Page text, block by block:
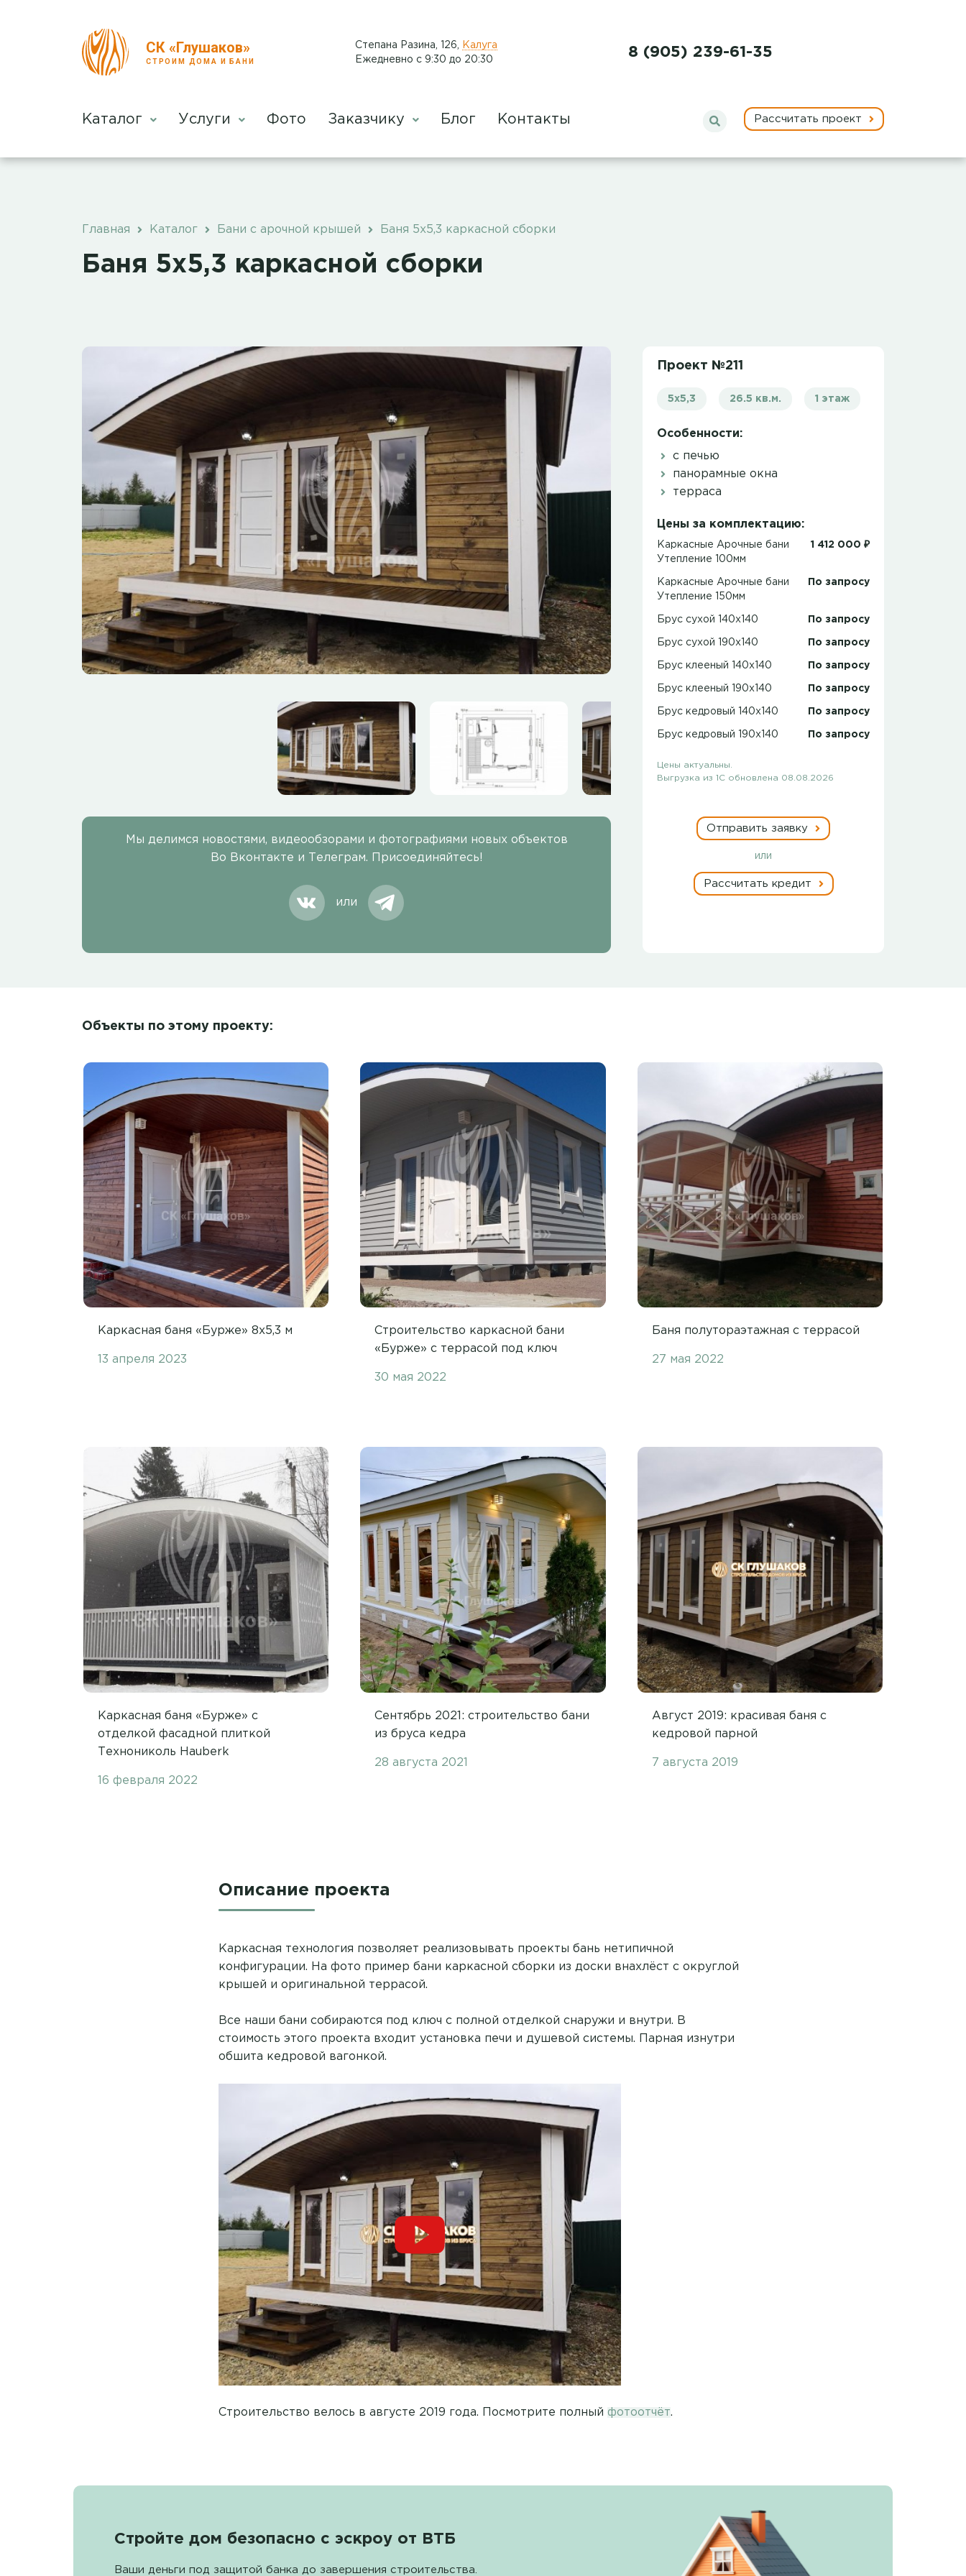
СК «Глушаков»
СТРОИМ ДОМА И БАНИ
​Степана Разина, 126
Калуга
Ежедневно с 9:30 до 20:30
8 (905) 239-61-35
Каталог Услуги Фото Заказчику Блог Контакты Рассчитать проект
Главная Каталог Бани с арочной крышей Баня 5х5,3 каркасной сборки
Баня 5х5,3 каркасной сборки
Мы делимся новостями, видеообзорами и фотографиями новых объектов
Во Вконтакте и Телеграм. Присоединяйтесь!
или
Проект №211
5х5,3 26.5 кв.м. 1 этаж
Особенности:
с печью
панорамные окна
терраса
Цены за комплектацию:
Каркасные Арочные бани
Утепление 100мм
1 412 000 ₽
Каркасные Арочные бани
Утепление 150мм
По запросу
Брус сухой 140x140 По запросу
Брус сухой 190x140 По запросу
Брус клееный 140x140 По запросу
Брус клееный 190x140 По запросу
Брус кедровый 140x140 По запросу
Брус кедровый 190x140 По запросу
Цены актуальны.
Выгрузка из 1С обновлена 08.08.2026
Отправить заявку
или
Рассчитать кредит
Объекты по этому проекту:
Каркасная баня «Бурже» 8х5,3 м
13 апреля 2023
Строительство каркасной бани
«Бурже» с террасой под ключ
30 мая 2022
Баня полутораэтажная с террасой
27 мая 2022
Каркасная баня «Бурже» с
отделкой фасадной плиткой
Технониколь Hauberk
16 февраля 2022
Сентябрь 2021: строительство бани
из бруса кедра
28 августа 2021
Август 2019: красивая баня с
кедровой парной
7 августа 2019
Описание проекта
Каркасная технология позволяет реализовывать проекты бань нетипичной
конфигурации. На фото пример бани каркасной сборки из доски внахлёст с округлой
крышей и оригинальной террасой.
Все наши бани собираются под ключ с полной отделкой снаружи и внутри. В
стоимость этого проекта входит установка печи и душевой системы. Парная изнутри
обшита кедровой вагонкой.
Строительство велось в августе 2019 года. Посмотрите полный фотоотчёт.
Стройте дом безопасно с эскроу от ВТБ
Ваши деньги под защитой банка до завершения строительства.